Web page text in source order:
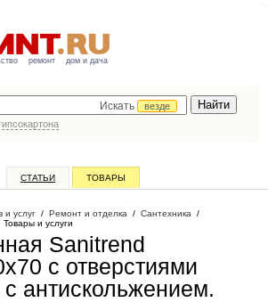
ремонт дом и дача
Искать
везде
СТАТЬИ ТОВАРЫ
и услуг / Ремонт и отделка / Сантехника /
Товары и услуги
Sanitrend
с отверстиями
антискольжением.